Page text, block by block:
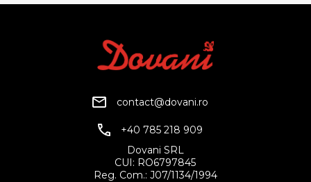
contact@dovani.ro
+40 785 218 909
Dovani SRL
CUI: RO6797845
Reg. Com.: J07/1134/1994